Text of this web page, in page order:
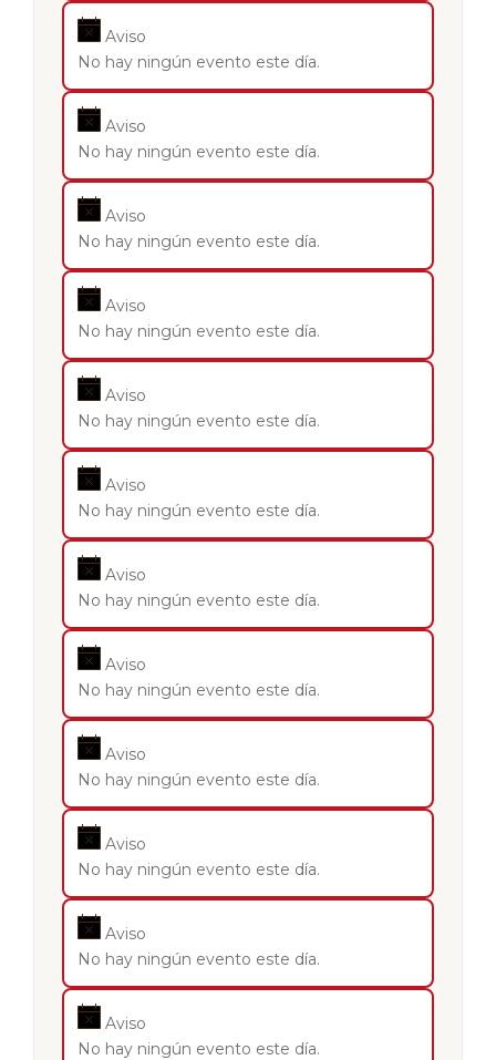
Aviso
No hay ningún evento este día.
Aviso
No hay ningún evento este día.
Aviso
No hay ningún evento este día.
Aviso
No hay ningún evento este día.
Aviso
No hay ningún evento este día.
Aviso
No hay ningún evento este día.
Aviso
No hay ningún evento este día.
Aviso
No hay ningún evento este día.
Aviso
No hay ningún evento este día.
Aviso
No hay ningún evento este día.
Aviso
No hay ningún evento este día.
Aviso
No hay ningún evento este día.